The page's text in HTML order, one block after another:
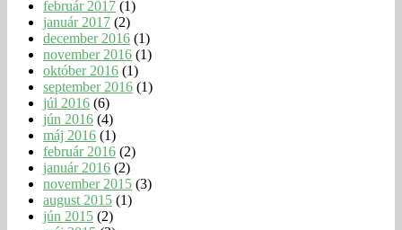
február 2017 (1)
január 2017 (2)
december 2016 (1)
november 2016 (1)
október 2016 (1)
september 2016 (1)
júl 2016 (6)
jún 2016 (4)
máj 2016 (1)
február 2016 (2)
január 2016 (2)
november 2015 (3)
august 2015 (1)
jún 2015 (2)